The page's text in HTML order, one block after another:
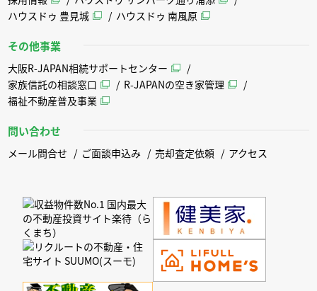
ハウスドゥ 豊見城
ハウスドゥ 南風原
その他事業
大阪R-JAPAN相続サポートセンター
家族信託の相談窓口
R-JAPANの空き家管理
福祉不動産普及事業
問い合わせ
メール問合せ ご面談申込み 売却査定依頼 アクセス